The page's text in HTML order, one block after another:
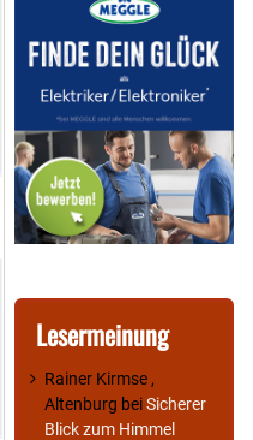
Lesermeinung
Rainer Kirmse ,
Altenburg beiSicherer
Blick zum Himmel